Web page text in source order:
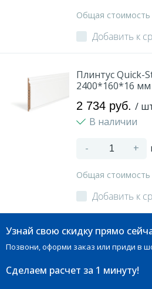
Общая стоимость
Добавить к
Плинтус Quick-
2400*160*16 мм
2 734 руб. /
В наличии
- +
Общая стоимость
Добавить к
Узнай свою скидку прямо
Позвони, оформи заказ или приди в
Сделаем расчет за 1 минуту!